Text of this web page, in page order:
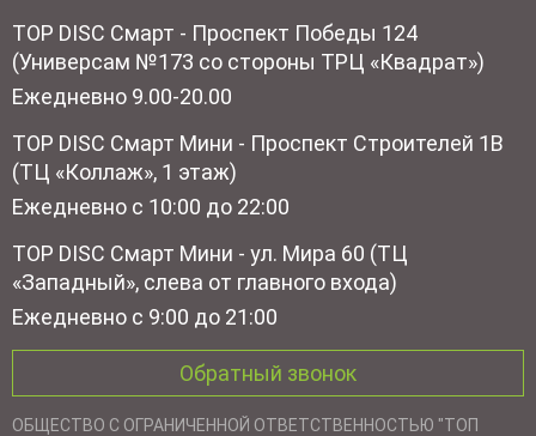
TOP DISC Смарт - Проспект Победы 124
(Универсам №173 со стороны ТРЦ «Квадрат»)
Ежедневно 9.00-20.00
TOP DISC Смарт Мини - Проспект Строителей 1В
(ТЦ «Коллаж», 1 этаж)
Ежедневно с 10:00 до 22:00
TOP DISC Смарт Мини - ул. Мира 60 (ТЦ
«Западный», слева от главного входа)
Ежедневно с 9:00 до 21:00
Обратный звонок
ОБЩЕСТВО С ОГРАНИЧЕННОЙ ОТВЕТСТВЕННОСТЬЮ "ТОП